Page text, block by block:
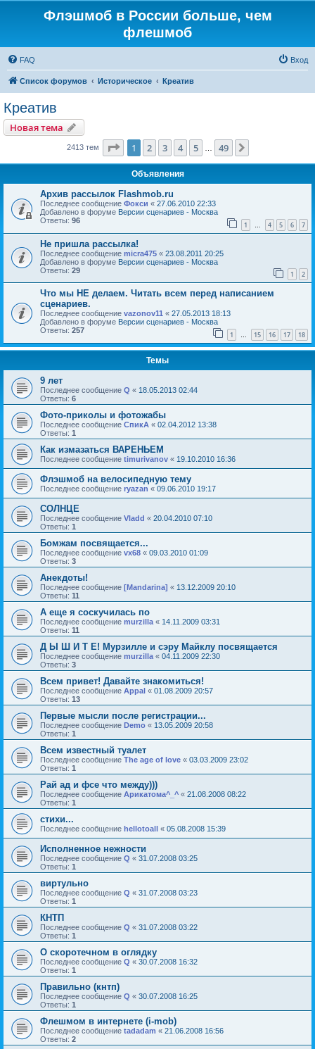
Флэшмоб в России больше, чем
флешмоб
FAQ Вход
Список форумов Историческое Креатив
Креатив
Новая тема
2413 тем Страница из 49
1 2 3 4 5 49
Объявления
Архив рассылок Flashmob.ru
Последнее сообщение Фокси « 27.06.2010 22:33
Добавлено в форуме Версии сценариев - Москва
Ответы: 96 1 … 4 5 6 7
Не пришла рассылка!
Последнее сообщение micra475 « 23.08.2011 20:25
Добавлено в форуме Версии сценариев - Москва
Ответы: 29 1 2
Что мы НЕ делаем. Читать всем перед написанием
сценариев.
Последнее сообщение vazonov11 « 27.05.2013 18:13
Добавлено в форуме Версии сценариев - Москва
Ответы: 257 1 … 15 16 17 18
Темы
9 лет
Последнее сообщение Q « 18.05.2013 02:44
Ответы: 6
Фото-приколы и фотожабы
Последнее сообщение СпикА « 02.04.2012 13:38
Ответы: 1
Как измазаться ВАРЕНЬЕМ
Последнее сообщение timurivanov « 19.10.2010 16:36
Флэшмоб на велосипедную тему
Последнее сообщение ryazan « 09.06.2010 19:17
СОЛНЦЕ
Последнее сообщение Vladd « 20.04.2010 07:10
Ответы: 1
Бомжам посвящается...
Последнее сообщение vx68 « 09.03.2010 01:09
Ответы: 3
Анекдоты!
Последнее сообщение [Mandarina] « 13.12.2009 20:10
Ответы: 11
А еще я соскучилась по
Последнее сообщение murzilla « 14.11.2009 03:31
Ответы: 11
Д Ы Ш И Т Е! Мурзилле и сэру Майклу посвящается
Последнее сообщение murzilla « 04.11.2009 22:30
Ответы: 3
Всем привет! Давайте знакомиться!
Последнее сообщение Appal « 01.08.2009 20:57
Ответы: 13
Первые мысли после регистрации...
Последнее сообщение Demo « 13.05.2009 20:58
Ответы: 1
Всем известный туалет
Последнее сообщение The age of love « 03.03.2009 23:02
Ответы: 1
Рай ад и фсе что между)))
Последнее сообщение Арикатома^_^ « 21.08.2008 08:22
Ответы: 1
стихи...
Последнее сообщение hellotoall « 05.08.2008 15:39
Исполненное нежности
Последнее сообщение Q « 31.07.2008 03:25
Ответы: 1
виртульно
Последнее сообщение Q « 31.07.2008 03:23
Ответы: 1
КНТП
Последнее сообщение Q « 31.07.2008 03:22
Ответы: 1
О скоротечном в оглядку
Последнее сообщение Q « 30.07.2008 16:32
Ответы: 1
Правильно (кнтп)
Последнее сообщение Q « 30.07.2008 16:25
Ответы: 1
Флешмом в интернете (i-mob)
Последнее сообщение tadadam « 21.06.2008 16:56
Ответы: 2